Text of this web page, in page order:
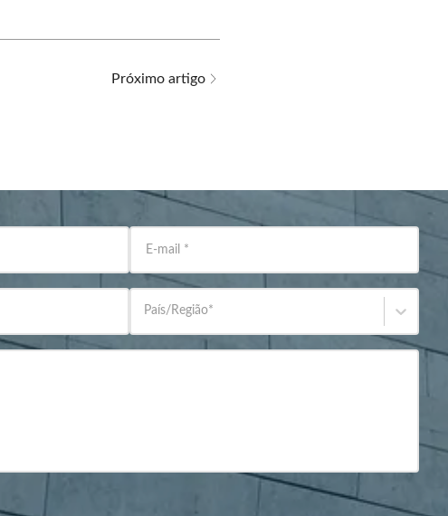
Próximo artigo
E-mail *
País/Região*